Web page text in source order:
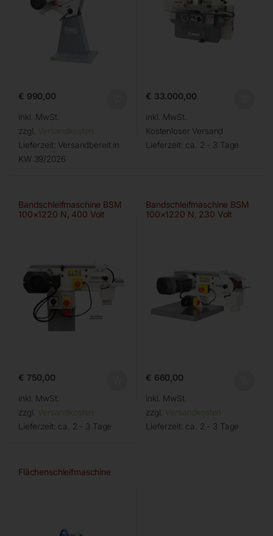
€ 990,00
inkl. MwSt.
zzgl. Versandkosten
Lieferzeit: Versandbereit in
KW 39/2026
€ 33.000,00
inkl. MwSt.
Kostenloser Versand
Lieferzeit: ca. 2 - 3 Tage
Bandschleifmaschine BSM
100×1220 N, 400 Volt
€ 750,00
inkl. MwSt.
zzgl. Versandkosten
Lieferzeit: ca. 2 - 3 Tage
Bandschleifmaschine BSM
100×1220 N, 230 Volt
€ 660,00
inkl. MwSt.
zzgl. Versandkosten
Lieferzeit: ca. 2 - 3 Tage
Flächenschleifmaschine